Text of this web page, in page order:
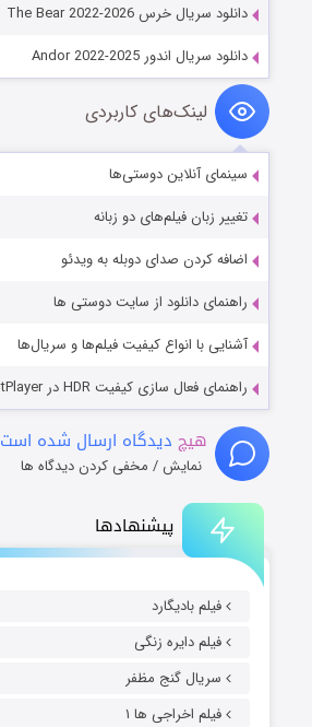
پیشنهادها
فیلم بادیگارد
فیلم دایره زنگی
سریال گنج مظفر
فیلم اخراجی ها ۱
دانلود سریال خرس The Bear 2022-2026
دانلود سریال اندور Andor 2022-2025
لینک‌های کاربردی
سینمای آنلاین دوستی‌ها
تغییر زبان فیلم‌های دو زبانه
اضافه کردن صدای دوبله به ویدئو
راهنمای دانلود از سایت دوستی ها
آشنایی با انواع کیفیت فیلم‌ها و سریال‌ها
راهنمای فعال سازی کیفیت HDR در PotPlayer
هیچ دیدگاه ارسال شده است
نمایش / مخفی کردن دیدگاه ها